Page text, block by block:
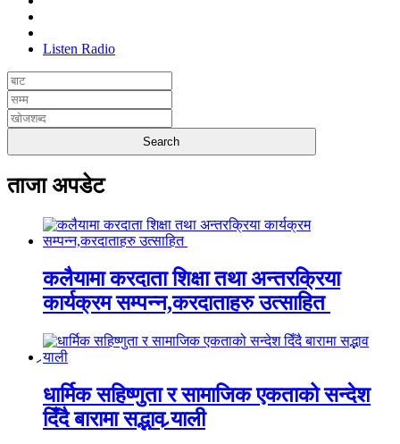
Listen Radio
ताजा अपडेट
कलैयामा करदाता शिक्षा तथा अन्तरक्रिया
कार्यक्रम सम्पन्न,करदाताहरु उत्साहित
धार्मिक सहिष्णुता र सामाजिक एकताको सन्देश
दिँदै बारामा सद्भाव र्‍याली